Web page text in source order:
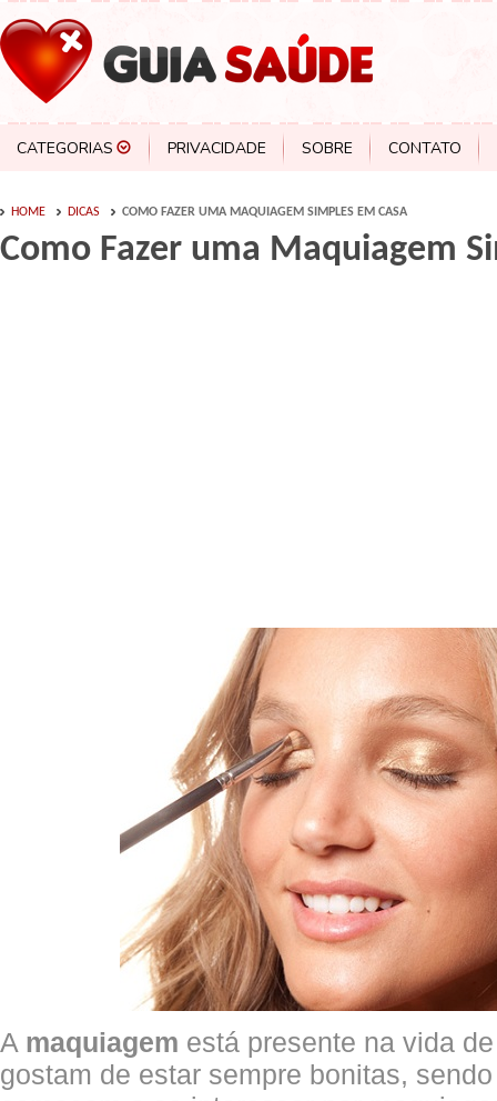
CATEGORIAS PRIVACIDADE SOBRE CONTATO
HOME DICAS COMO FAZER UMA MAQUIAGEM SIMPLES EM CASA
Como Fazer uma Maquiagem
A maquiagem está presente na vida
gostam de estar sempre bonitas,